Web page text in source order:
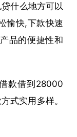
贷什么地方可以
愉快,下款快速
品的便捷性和
款借到28000
式实用多样。